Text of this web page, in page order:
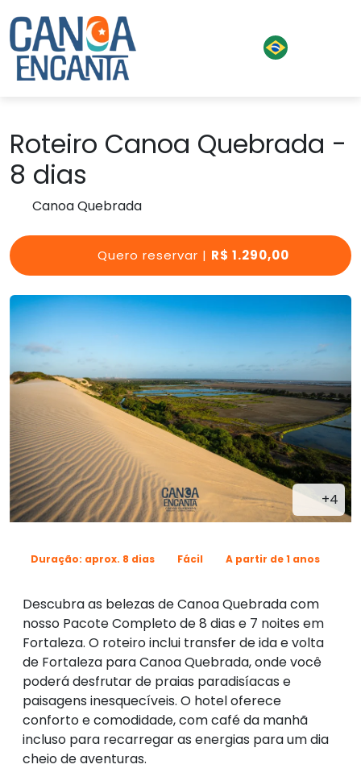
Roteiro Canoa Quebrada -
8 dias
Canoa Quebrada
Quero reservar | R$ 1.290,00
+4
Duração: aprox. 8 dias Fácil A partir de 1 anos
Descubra as belezas de Canoa Quebrada com
nosso Pacote Completo de 8 dias e 7 noites em
Fortaleza. O roteiro inclui transfer de ida e volta
de Fortaleza para Canoa Quebrada, onde você
poderá desfrutar de praias paradisíacas e
paisagens inesquecíveis. O hotel oferece
conforto e comodidade, com café da manhã
incluso para recarregar as energias para um dia
cheio de aventuras.